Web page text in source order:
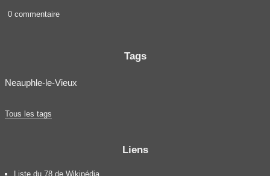
0 commentaire
Tags
Neauphle-le-Vieux
Tous les tags
Liens
Liste du 78 de Wikipédia